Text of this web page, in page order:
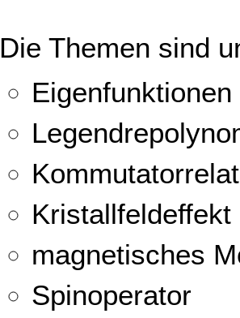
Die Themen sind
Kristallfeldeffekt
magnetisches
Spinoperator